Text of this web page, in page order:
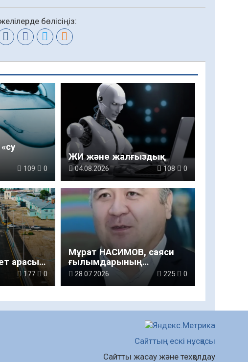
бөлісіңіз:
109 0
ЖИ және жалғыздық
04.08.2026 108 0
арасы…
177 0
Мұрат НАСИМОВ, саяси
ғылымдарының
кандидаты,
қауымдастырылған
атындағы Қызылорда
университетінің
философия және
гуманитарлық пәндер
28.07.2026 225 0
Сайттың ескі нұсқасы
Сайтты жасау және техқолдау